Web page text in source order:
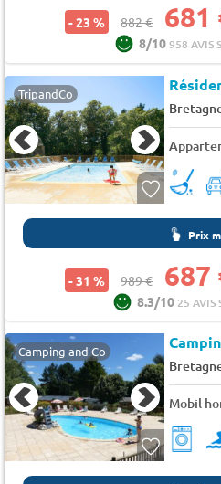
- 23 % 882 € 681
8/10958 AVIS
TripandCo
Prix
- 31 % 989 € 687
8.3/10 25 AVIS
Camping and Co
Mobil